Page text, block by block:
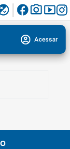
facebookphoto_camerasmart_display
account_circle Acessar